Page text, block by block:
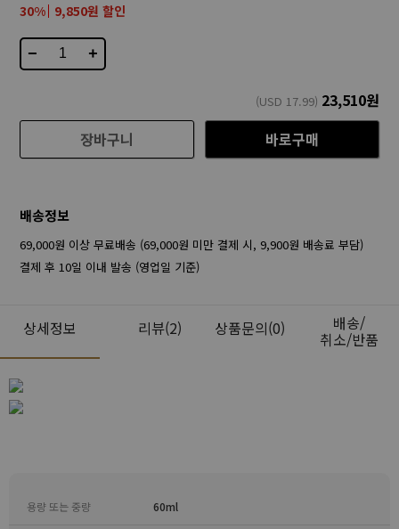
30% 9,850원 할인
− +
(USD 17.99) 23,510원
장바구니
바로구매
배송정보
69,000원 이상 무료배송 (69,000원 미만 결제 시, 9,900원 배송료 부담)
결제 후 10일 이내 발송 (영업일 기준)
상세정보 리뷰(2) 상품문의(0) 배송/
취소/반품
용량 또는 중량 60ml